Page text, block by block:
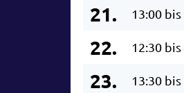
21. 13:00
22. 12:30
23. 13:30